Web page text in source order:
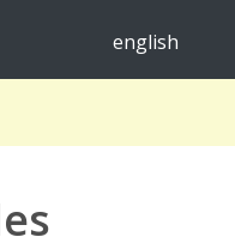
english